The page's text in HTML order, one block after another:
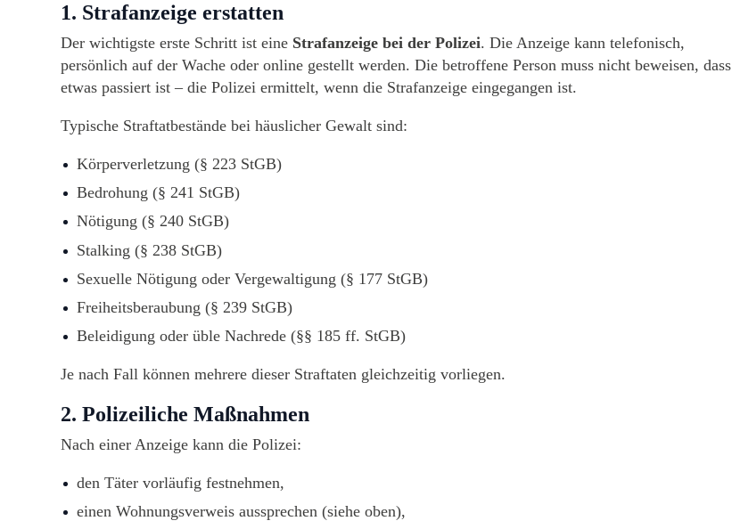
1. Strafanzeige erstatten
Der wichtigste erste Schritt ist eine Strafanzeige bei der Polizei. Die Anzeige kann telefonisch,
persönlich auf der Wache oder online gestellt werden. Die betroffene Person muss nicht beweisen, dass
etwas passiert ist – die Polizei ermittelt, wenn die Strafanzeige eingegangen ist.
Typische Straftatbestände bei häuslicher Gewalt sind:
Körperverletzung (§ 223 StGB)
Bedrohung (§ 241 StGB)
Nötigung (§ 240 StGB)
Stalking (§ 238 StGB)
Sexuelle Nötigung oder Vergewaltigung (§ 177 StGB)
Freiheitsberaubung (§ 239 StGB)
Beleidigung oder üble Nachrede (§§ 185 ff. StGB)
Je nach Fall können mehrere dieser Straftaten gleichzeitig vorliegen.
2. Polizeiliche Maßnahmen
Nach einer Anzeige kann die Polizei:
den Täter vorläufig festnehmen,
einen Wohnungsverweis aussprechen (siehe oben),